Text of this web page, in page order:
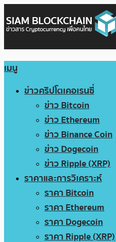
เมนู
ข่าวคริปโตเคอเรนซี่
ข่าว Bitcoin
ข่าว Ethereum
ข่าว Binance Coin
ข่าว Dogecoin
ข่าว Ripple (XRP)
ราคาและการวิเคราะห์
ราคา Bitcoin
ราคา Ethereum
ราคา Dogecoin
ราคา Ripple (XRP)